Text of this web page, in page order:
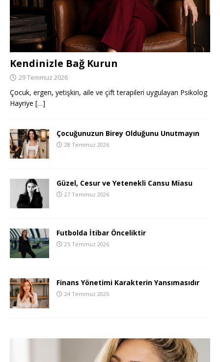
Kendinizle Bağ Kurun
29 Temmuz 2026
Çocuk, ergen, yetişkin, aile ve çift terapileri uygulayan Psikolog
Hayriye […]
Çocuğunuzun Birey Olduğunu Unutmayın
28 Temmuz 2026
Güzel, Cesur ve Yetenekli Cansu Miasu
27 Temmuz 2026
Futbolda İtibar Önceliktir
25 Temmuz 2026
Finans Yönetimi Karakterin Yansımasıdır
24 Temmuz 2026